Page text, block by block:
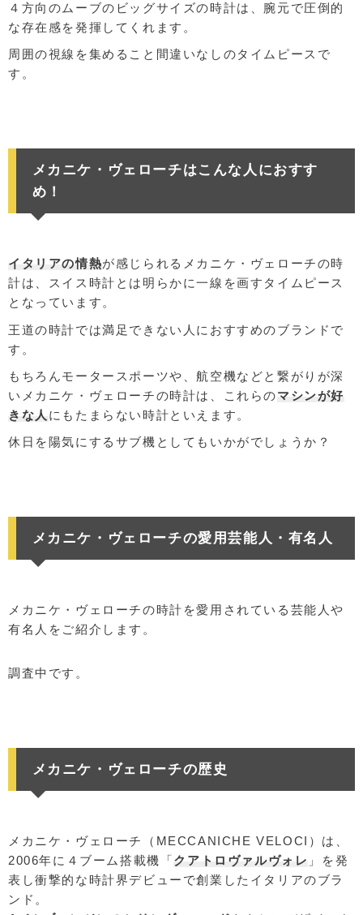
４方向のムーブのビッグサイズの時計は、腕元で圧倒的
な存在感を発揮してくれます。
周囲の視線を集めること間違いなしのタイムピースで
す。
メカニケ・ヴェローチはこんな人におすす
め！
イタリアの情熱が感じられるメカニケ・ヴェローチの時
計は、スイス時計とは明らかに一線を画すタイムピース
となっています。
王道の時計では満足できない人におすすめのブランドで
す。
もちろんモータースポーツや、航空機などと繋がりが深
いメカニケ・ヴェローチの時計は、これらのマシンが好
きな人 にもたまらない時計といえます。
休日を陽気にするサブ機としてもいかがでしょうか？
メカニケ・ヴェローチの愛用芸能人・有名人
メカニケ・ヴェローチの時計を愛用されている芸能人や
有名人をご紹介します。
調査中です。
メカニケ・ヴェローチの歴史
メカニケ・ヴェローチ（MECCANICHE VELOCI）は、
2006年に４ブーム搭載機「クアトロヴァルヴォレ 」を発
表し衝撃的な時計界デビューで創業したイタリアのブラ
ンド。